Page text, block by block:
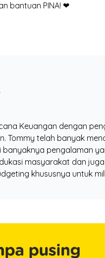
bantuan PINA! ❤
Keuangan dengan
Tommy telah banyak
pengalaman
masyarakat dan
khususnya untuk